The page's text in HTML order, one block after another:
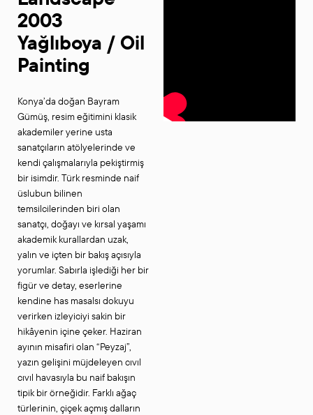
2003
Yağlıboya / Oil
Painting
Konya’da doğan Bayram
Gümüş, resim eğitimini klasik
akademiler yerine usta
sanatçıların atölyelerinde ve
kendi çalışmalarıyla pekiştirmiş
bir isimdir. Türk resminde naif
üslubun bilinen
temsilcilerinden biri olan
sanatçı, doğayı ve kırsal yaşamı
akademik kurallardan uzak,
yalın ve içten bir bakış açısıyla
yorumlar. Sabırla işlediği her bir
figür ve detay, eserlerine
kendine has masalsı dokuyu
verirken izleyiciyi sakin bir
hikâyenin içine çeker. Haziran
ayının misafiri olan “Peyzaj”,
yazın gelişini müjdeleyen cıvıl
cıvıl havasıyla bu naif bakışın
tipik bir örneğidir. Farklı ağaç
türlerinin, çiçek açmış dalların